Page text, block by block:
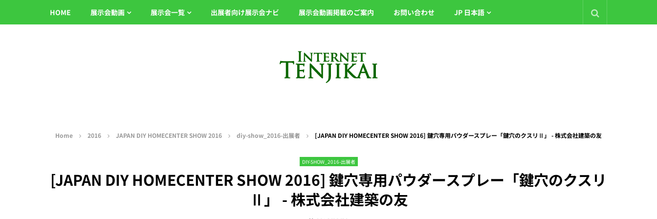
HOME 展示会動画 展示会一覧 出展者向け展示会ナビ 展示会動画掲載のご案内 お問い合わせ JP 日本語
Home 2016 JAPAN DIY HOMECENTER SHOW 2016 diy-show_2016-出展者 [JAPAN DIY HOMECENTER SHOW 2016] 鍵穴専用パウダースプレー「鍵穴のクスリⅡ」 - 株式会社建築の友
DIY-SHOW_2016-出展者
[JAPAN DIY HOMECENTER SHOW 2016] 鍵穴専用パウダースプレー「鍵穴のクスリ
Ⅱ」 - 株式会社建築の友